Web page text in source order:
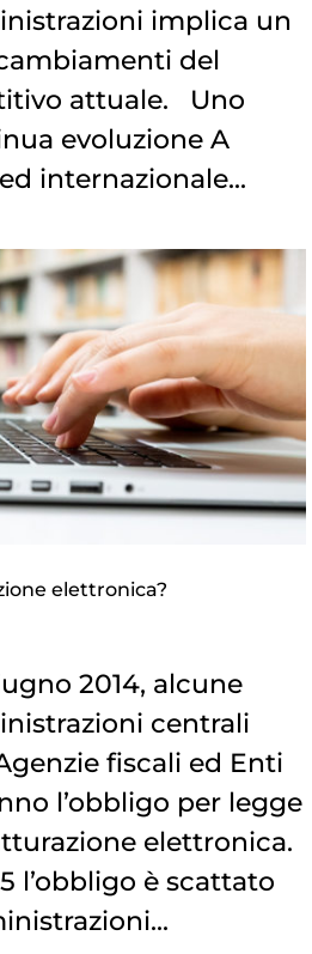
implica un
del
attuale. Uno
evoluzione A
internazionale...
elettronica?
2014, alcune
centrali
fiscali ed Enti
l’obbligo per legge
elettronica.
l’obbligo è scattato